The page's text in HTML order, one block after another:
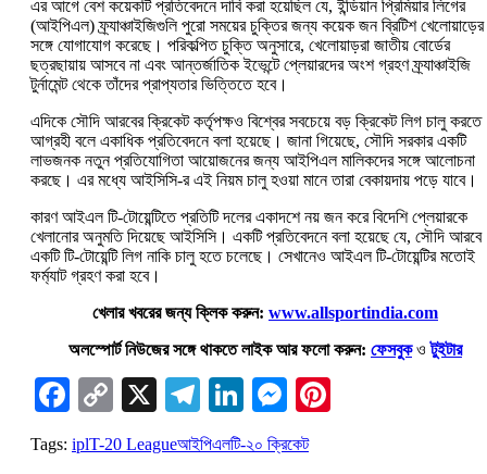
এর আগে বেশ কয়েকটি প্রতিবেদনে দাবি করা হয়েছিল যে, ইন্ডিয়ান প্রিমিয়ার লিগের
(আইপিএল) ফ্র্যাঞ্চাইজিগুলি পুরো সময়ের চুক্তির জন্য কয়েক জন ব্রিটিশ খেলোয়াড়ের
সঙ্গে যোগাযোগ করেছে। পরিকল্পিত চুক্তি অনুসারে, খেলোয়াড়রা জাতীয় বোর্ডের
ছত্রছায়ায় আসবে না এবং আন্তর্জাতিক ইভেন্টে প্লেয়ারদের অংশ গ্রহণ ফ্র্যাঞ্চাইজি
টুর্নামেন্ট থেকে তাঁদের প্রাপ্যতার ভিত্তিতে হবে।
এদিকে সৌদি আরবের ক্রিকেট কর্তৃপক্ষও বিশ্বের সবচেয়ে বড় ক্রিকেট লিগ চালু করতে
আগ্রহী বলে একাধিক প্রতিবেদনে বলা হয়েছে। জানা গিয়েছে, সৌদি সরকার একটি
লাভজনক নতুন প্রতিযোগিতা আয়োজনের জন্য আইপিএল মালিকদের সঙ্গে আলোচনা
করছে। এর মধ্যে আইসিসি-র এই নিয়ম চালু হওয়া মানে তারা বেকায়দায় পড়ে যাবে।
কারণ আইএল টি-টোয়েন্টিতে প্রতিটি দলের একাদশে নয় জন করে বিদেশি প্লেয়ারকে
খেলানোর অনুমতি দিয়েছে আইসিসি। একটি প্রতিবেদনে বলা হয়েছে যে, সৌদি আরবে
একটি টি-টোয়েন্টি লিগ নাকি চালু হতে চলেছে। সেখানেও আইএল টি-টোয়েন্টির মতোই
ফর্ম্যাট গ্রহণ করা হবে।
খেলার খবরের জন্য ক্লিক করুন: www.allsportindia.com
অলস্পোর্ট নিউজের সঙ্গে থাকতে লাইক আর ফলো করুন: ফেসবুকওটুইটার
Facebook
Copy
Link
X Telegram
LinkedIn
Messenger
Tags: iplT-20 Leagueআইপিএলটি-২০ ক্রিকেট